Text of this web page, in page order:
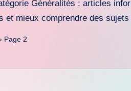
Généralités : articles
et mieux comprendre des
Page 2